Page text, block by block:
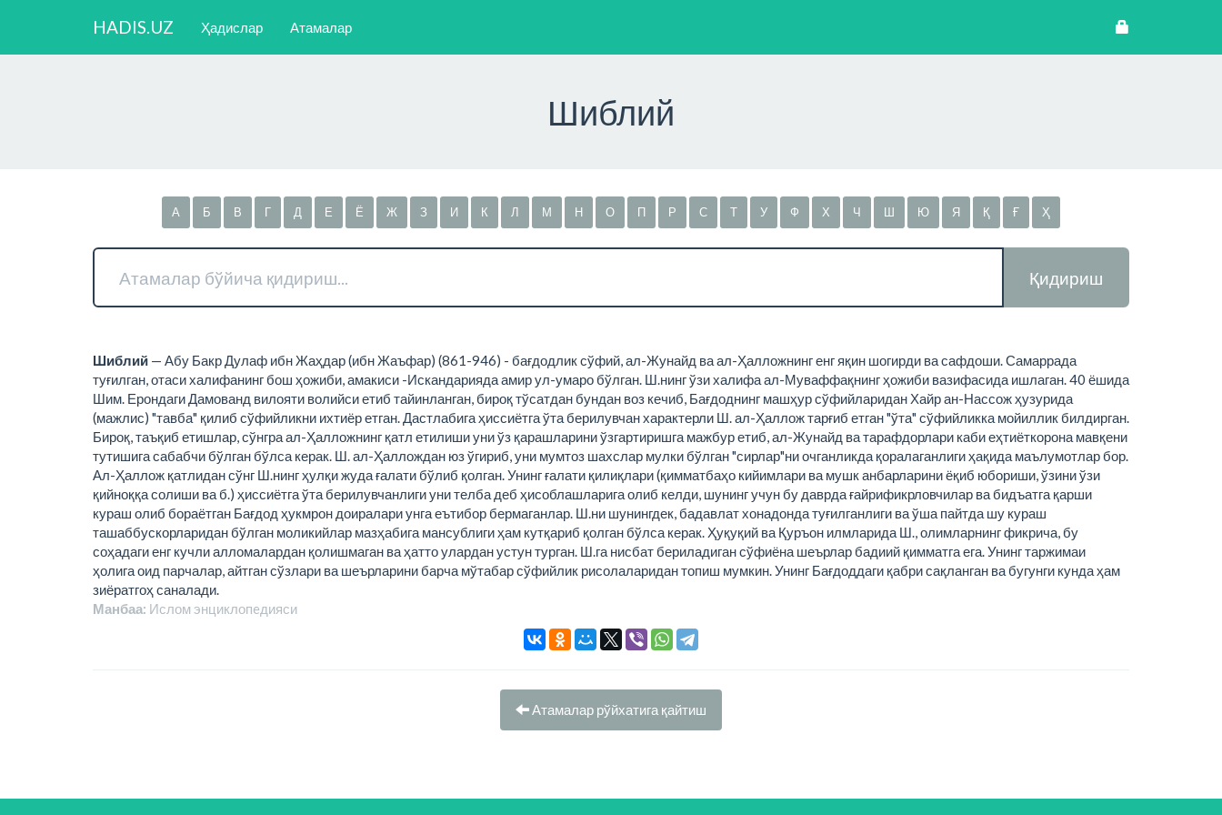
HADIS.UZ Ҳадислар Атамалар
Шиблий
А Б В Г Д Е Ё Ж З И К Л М Н О П Р С Т У Ф Х Ч Ш Ю Я Қ Ғ Ҳ
Қидириш
Шиблий — Абу Бакр Дулаф ибн Жаҳдар (ибн Жаъфар) (861-946) - бағдодлик сўфий, ал-Жунайд ва ал-Ҳалложнинг енг яқин шогирди ва сафдоши. Самаррада
туғилган, отаси халифанинг бош ҳожиби, амакиси -Искандарияда амир ул-умаро бўлган. Ш.нинг ўзи халифа ал-Муваффақнинг ҳожиби вазифасида ишлаган. 40 ёшида
Шим. Ерондаги Дамованд вилояти волийси етиб тайинланган, бироқ тўсатдан бундан воз кечиб, Бағдоднинг машҳур сўфийларидан Хайр ан-Нассож ҳузурида
(мажлис) "тавба" қилиб сўфийликни ихтиёр етган. Дастлабига ҳиссиётга ўта берилувчан характерли Ш. ал-Ҳаллож тарғиб етган "ўта" сўфийликка мойиллик билдирган.
Бироқ, таъқиб етишлар, сўнгра ал-Ҳалложнинг қатл етилиши уни ўз қарашларини ўзгартиришга мажбур етиб, ал-Жунайд ва тарафдорлари каби еҳтиёткорона мавқени
тутишига сабабчи бўлган бўлса керак. Ш. ал-Ҳаллождан юз ўгириб, уни мумтоз шахслар мулки бўлган "сирлар"ни очганликда қоралаганлиги ҳақида маълумотлар бор.
Ал-Ҳаллож қатлидан сўнг Ш.нинг ҳулқи жуда ғалати бўлиб қолган. Унинг ғалати қилиқлари (қимматбаҳо кийимлари ва мушк анбарларини ёқиб юбориши, ўзини ўзи
қийноққа солиши ва б.) ҳиссиётга ўта берилувчанлиги уни телба деб ҳисоблашларига олиб келди, шунинг учун бу даврда ғайрификрловчилар ва бидъатга қарши
кураш олиб бораётган Бағдод ҳукмрон доиралари унга еътибор бермаганлар. Ш.ни шунингдек, бадавлат хонадонда туғилганлиги ва ўша пайтда шу кураш
ташаббускорларидан бўлган моликийлар мазҳабига мансублиги ҳам кутқариб қолган бўлса керак. Ҳуқуқий ва Қуръон илмларида Ш., олимларнинг фикрича, бу
соҳадаги енг кучли алломалардан қолишмаган ва ҳатто улардан устун турган. Ш.га нисбат бериладиган сўфиёна шеърлар бадиий қимматга ега. Унинг таржимаи
ҳолига оид парчалар, айтган сўзлари ва шеърларини барча мўтабар сўфийлик рисолаларидан топиш мумкин. Унинг Бағдоддаги қабри сақланган ва бугунги кунда ҳам
зиёратгоҳ саналади.
Манбаа: Ислом энциклопeдияси
Атамалар рўйхатига қайтиш